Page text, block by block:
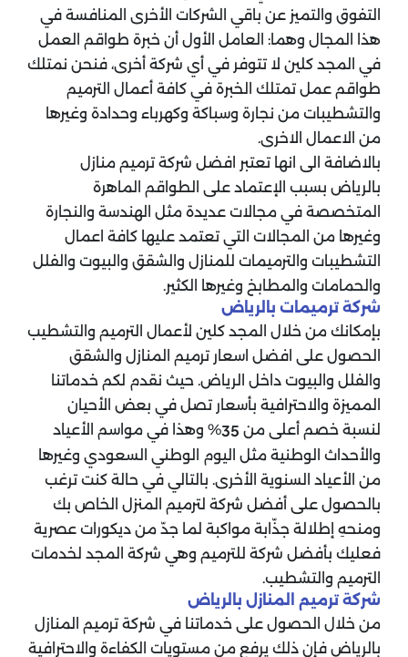
التفوق والتميز عن باقي الشركات الأخرى المنافسة في
هذا المجال وهما: العامل الأول أن خبرة طواقم العمل
في المجد كلين لا تتوفر في أي شركة أخرى، فنحن نمتلك
طواقم عمل تمتلك الخبرة في كافة أعمال الترميم
والتشطيبات من نجارة وسباكة وكهرباء وحدادة وغيرها
من الاعمال الاخرى.
بالاضافة الى انها تعتبر افضل شركة ترميم منازل
بالرياض بسبب الإعتماد على الطواقم الماهرة
المتخصصة في مجالات عديدة مثل الهندسة والنجارة
وغيرها من المجالات التي تعتمد عليها كافة اعمال
التشطيبات والترميمات للمنازل والشقق والبيوت والفلل
والحمامات والمطابخ وغيرها الكثير.
شركة ترميمات بالرياض
بإمكانك من خلال المجد كلين لأعمال الترميم والتشطيب
الحصول على افضل اسعار ترميم المنازل والشقق
والفلل والبيوت داخل الرياض. حيث نقدم لكم خدماتنا
المميزة والاحترافية بأسعار تصل في بعض الأحيان
لنسبة خصم أعلى من 35% وهذا في مواسم الأعياد
والأحداث الوطنية مثل اليوم الوطني السعودي وغيرها
من الأعياد السنوية الأخرى. بالتالي في حالة كنت ترغب
بالحصول على أفضل شركة لترميم المنزل الخاص بك
ومنحهِ إطلالة جذّابة مواكبة لما جدّ من ديكورات عصرية
فعليك بأفضل شركة للترميم وهي شركة المجد لخدمات
الترميم والتشطيب.
شركة ترميم المنازل بالرياض
من خلال الحصول على خدماتنا في شركة ترميم المنازل
بالرياض فإن ذلك يرفع من مستويات الكفاءة والاحترافية